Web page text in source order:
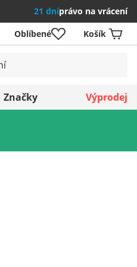
21 dníprávo na vrácení
Oblíbené Košík
Značky Výprodej